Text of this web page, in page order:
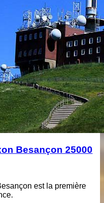
Besançon 25000
est la première